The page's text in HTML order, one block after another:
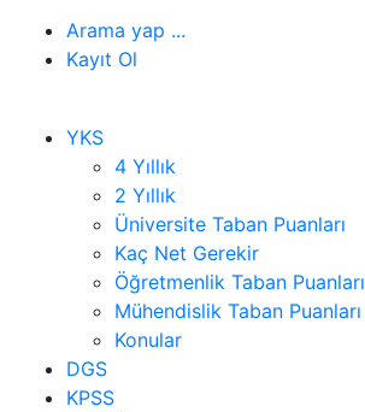
Arama yap ...
Kayıt Ol
YKS
4 Yıllık
2 Yıllık
Üniversite Taban Puanları
Kaç Net Gerekir
Öğretmenlik Taban Puanları
Mühendislik Taban Puanları
Konular
DGS
KPSS